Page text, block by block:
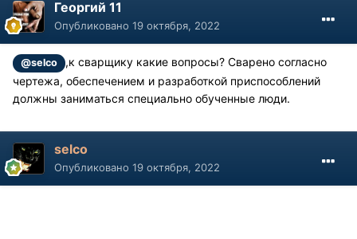
Георгий 11
Опубликовано 19 октября, 2022
@selco
,к сварщику какие вопросы? Сварено согласно
чертежа, обеспечением и разработкой приспособлений
должны заниматься специально обученные люди.
selco
Опубликовано 19 октября, 2022